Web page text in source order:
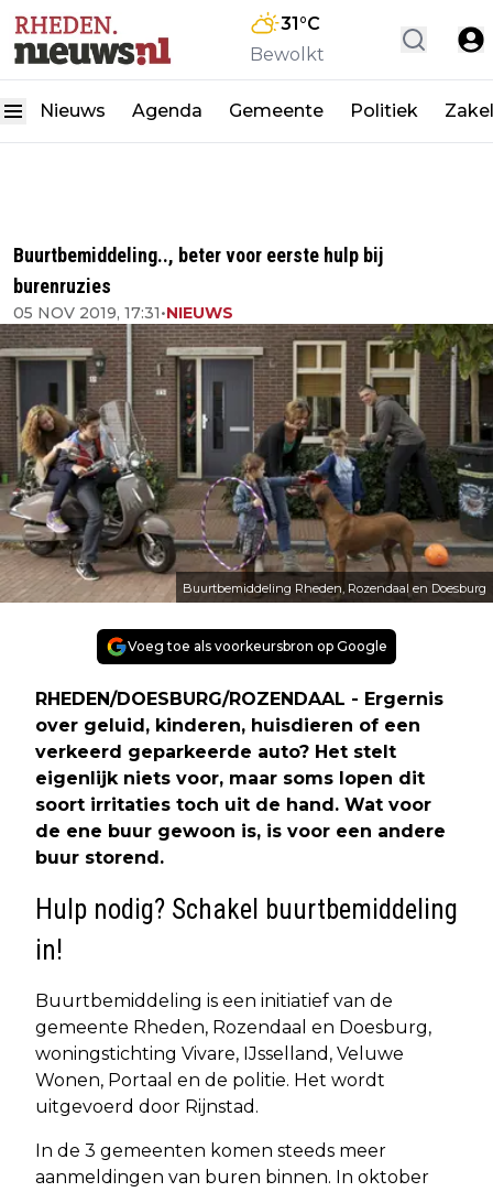
31°C
Bewolkt
Nieuws Agenda Gemeente Politiek
Buurtbemiddeling.., beter voor eerste hulp bij
burenruzies
05 NOV 2019, 17:31•NIEUWS
Buurtbemiddeling Rheden, Rozendaal en Doesburg
Voeg toe als voorkeursbron op Google
RHEDEN/DOESBURG/ROZENDAAL - Ergernis
over geluid, kinderen, huisdieren of een
verkeerd geparkeerde auto? Het stelt
eigenlijk niets voor, maar soms lopen dit
soort irritaties toch uit de hand. Wat voor
de ene buur gewoon is, is voor een andere
buur storend.
Hulp nodig? Schakel buurtbemiddeling
in!
Buurtbemiddeling is een initiatief van de
gemeente Rheden, Rozendaal en Doesburg,
woningstichting Vivare, IJsselland, Veluwe
Wonen, Portaal en de politie. Het wordt
uitgevoerd door Rijnstad.
In de 3 gemeenten komen steeds meer
aanmeldingen van buren binnen. In oktober